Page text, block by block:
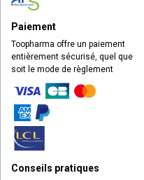
Paiement
Toopharma offre un paiement
entièrement sécurisé, quel que
soit le mode de règlement
Conseils pratiques